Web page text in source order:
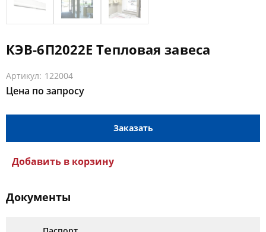
КЭВ-6П2022Е Тепловая завеса
Артикул: 122004
Цена по запросу
Заказать
Добавить в корзину
Документы